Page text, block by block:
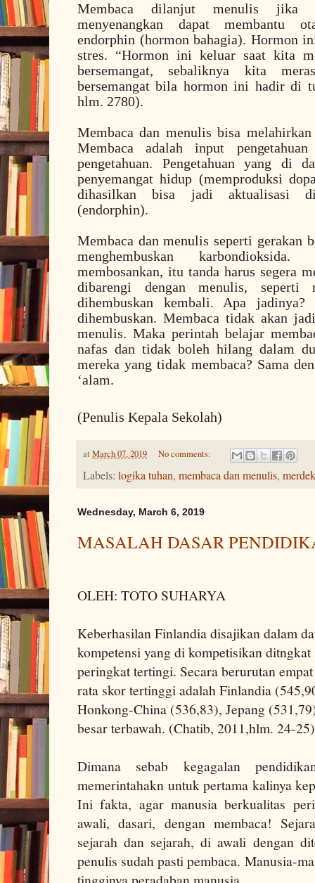
Membaca dilanjut menulis jika
menyenangkan dapat membantu
endorphin (hormon bahagia). Hormon
stres. “Hormon ini keluar saat kita
bersemangat, sebaliknya kita
bersemangat bila hormon ini hadir di
hlm. 2780).
Membaca dan menulis bisa melahirkan
Membaca adalah input
pengetahuan. Pengetahuan yang di
penyemangat hidup (memproduksi
dihasilkan bisa jadi aktualisasi
(endorphin).
Membaca dan menulis seperti gerakan
menghembuskan
membosankan, itu tanda harus segera
dibarengi dengan menulis,
dihembuskan kembali. Apa
dihembuskan. Membaca tidak akan
menulis. Maka perintah belajar
nafas dan tidak boleh hilang dalam
mereka yang tidak membaca? Sama
‘alam.
(Penulis Kepala Sekolah)
at March 07, 2019 No comments:
Labels: logika tuhan, membaca dan menulis,
Wednesday, March 6, 2019
MASALAH DASAR
OLEH: TOTO SUHARYA
Keberhasilan Finlandia disajikan dalam
kompetensi yang di kompetisikan
peringkat tertingi. Secara berurutan
rata skor tertinggi adalah Finlandia
Honkong-China (536,83), Jepang
besar terbawah. (Chatib, 2011,hlm. 24-
Dimana sebab kegagalan
memerintahakn untuk pertama kalinya
Ini fakta, agar manusia berkualitas
awali, dasari, dengan membaca!
sejarah dan sejarah, di awali dengan
penulis sudah pasti pembaca. Manusia-